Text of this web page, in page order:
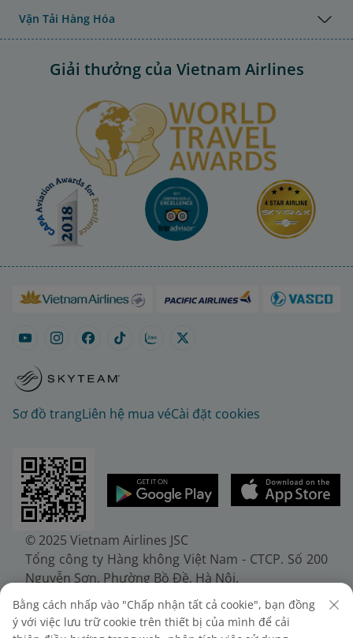
Vận Tải Hàng Hóa
Giải thưởng của Vietnam Airlines
Sơ đồ trangLiên hệ mua véCài đặt cookies
© 2025 Vietnam Airlines JSC
Tổng công ty Hàng không Việt Nam - CTCP. Số 200
Nguyễn Sơn, Phường Bồ Đề, Hà Nội.
Điện thoại: (+84-24) 38272289. Fax: (+84-24)
38722375
Bằng cách nhấp vào "Chấp nhận tất cả cookie", bạn đồng
ý với việc lưu trữ cookie trên thiết bị của mình để cải